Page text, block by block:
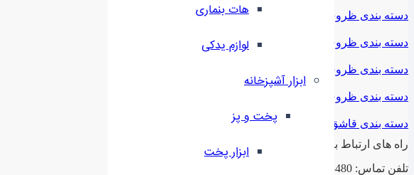
هات بنماری
لوازم یدکی
ابزار آشپزخانه
پخت و پز
ابزار پخت
دسته بندی ظروف ملامین
دسته بندی ظروف استیل
دسته بندی ظروف فلزی
دسته بندی ظروف چینی
دسته بندی قاشق و چنگال
راه های ارتباط با ما
تلفن تماس: 02188943480 – 02155470813 – 02155470280